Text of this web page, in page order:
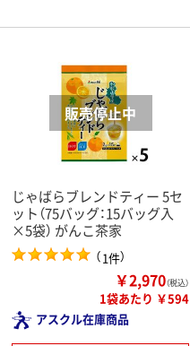
じゃばらブレンドティー 5セ
ット（75バッグ：15バッグ入
×5袋） がんこ茶家
（1件）
￥2,970（税込）
1袋あたり ￥594
アスクル在庫商品